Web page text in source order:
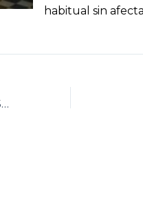
habitual sin
REPARTO DE PAPELETAS DE SITIO CUARESMA 2013